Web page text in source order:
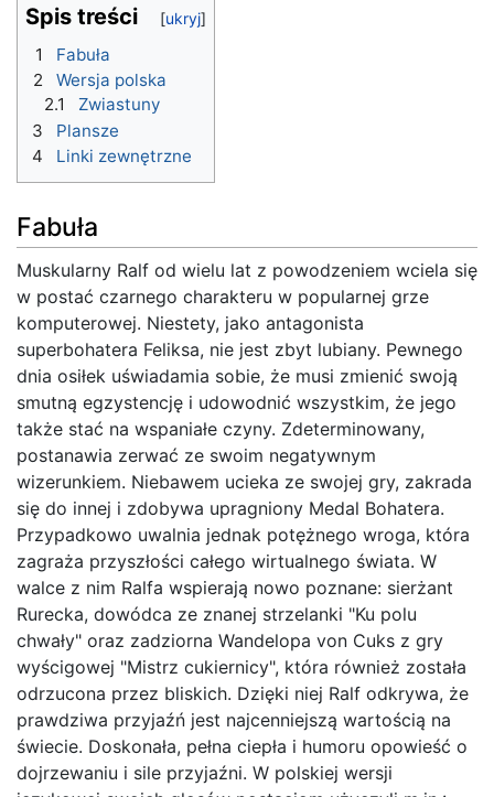
Spis treści
1
Fabuła
2
Wersja polska
2.1
Zwiastuny
3
Plansze
4
Linki zewnętrzne
Fabuła
Muskularny Ralf od wielu lat z powodzeniem wciela się
w postać czarnego charakteru w popularnej grze
komputerowej. Niestety, jako antagonista
superbohatera Feliksa, nie jest zbyt lubiany. Pewnego
dnia osiłek uświadamia sobie, że musi zmienić swoją
smutną egzystencję i udowodnić wszystkim, że jego
także stać na wspaniałe czyny. Zdeterminowany,
postanawia zerwać ze swoim negatywnym
wizerunkiem. Niebawem ucieka ze swojej gry, zakrada
się do innej i zdobywa upragniony Medal Bohatera.
Przypadkowo uwalnia jednak potężnego wroga, która
zagraża przyszłości całego wirtualnego świata. W
walce z nim Ralfa wspierają nowo poznane: sierżant
Rurecka, dowódca ze znanej strzelanki "Ku polu
chwały" oraz zadziorna Wandelopa von Cuks z gry
wyścigowej "Mistrz cukiernicy", która również została
odrzucona przez bliskich. Dzięki niej Ralf odkrywa, że
prawdziwa przyjaźń jest najcenniejszą wartością na
świecie. Doskonała, pełna ciepła i humoru opowieść o
dojrzewaniu i sile przyjaźni. W polskiej wersji